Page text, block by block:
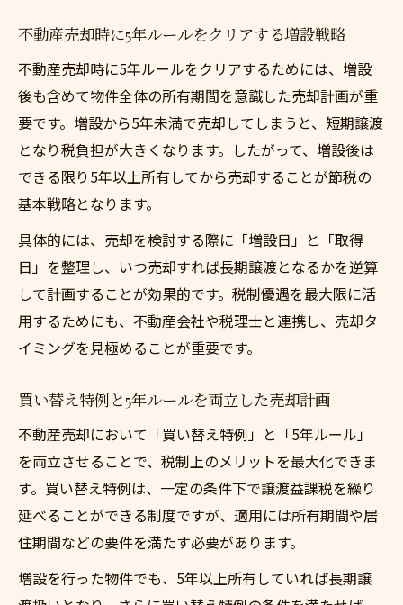
不動産売却時に5年ルールをクリアする増設戦略
不動産売却時に5年ルールをクリアするためには、増設
後も含めて物件全体の所有期間を意識した売却計画が重
要です。増設から5年未満で売却してしまうと、短期譲渡
となり税負担が大きくなります。したがって、増設後は
できる限り5年以上所有してから売却することが節税の
基本戦略となります。
具体的には、売却を検討する際に「増設日」と「取得
日」を整理し、いつ売却すれば長期譲渡となるかを逆算
して計画することが効果的です。税制優遇を最大限に活
用するためにも、不動産会社や税理士と連携し、売却タ
イミングを見極めることが重要です。
買い替え特例と5年ルールを両立した売却計画
不動産売却において「買い替え特例」と「5年ルール」
を両立させることで、税制上のメリットを最大化できま
す。買い替え特例は、一定の条件下で譲渡益課税を繰り
延べることができる制度ですが、適用には所有期間や居
住期間などの要件を満たす必要があります。
増設を行った物件でも、5年以上所有していれば長期譲